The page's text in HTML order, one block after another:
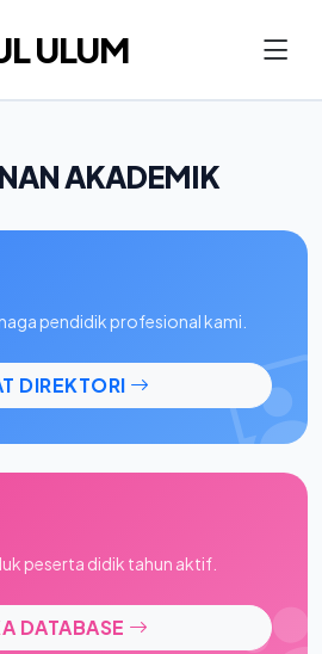
ULUM
AKADEMIK
pendidik profesional kami.
DIREKTORI
peserta didik tahun aktif.
DATABASE